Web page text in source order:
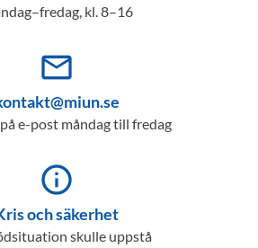
kl. 8–16
mail_outline
e-post måndag till fredag
info_outline
och säkerhet
skulle uppstå